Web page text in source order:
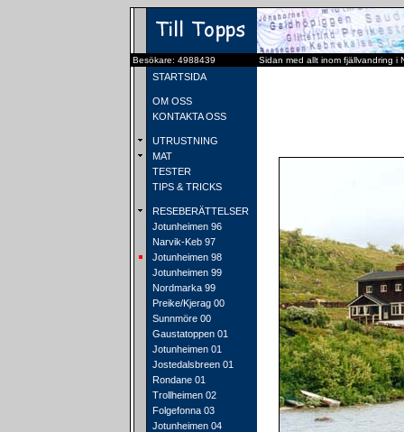
Besökare: 4988439 Sidan med allt inom fjällvandring i
STARTSIDA
OM OSS
KONTAKTA OSS
UTRUSTNING
MAT
TESTER
TIPS & TRICKS
RESEBERÄTTELSER
Jotunheimen 96
Narvik-Keb 97
Jotunheimen 98
Jotunheimen 99
Nordmarka 99
Preike/Kjerag 00
Sunnmöre 00
Gaustatoppen 01
Jotunheimen 01
Jostedalsbreen 01
Rondane 01
Trollheimen 02
Folgefonna 03
Jotunheimen 04